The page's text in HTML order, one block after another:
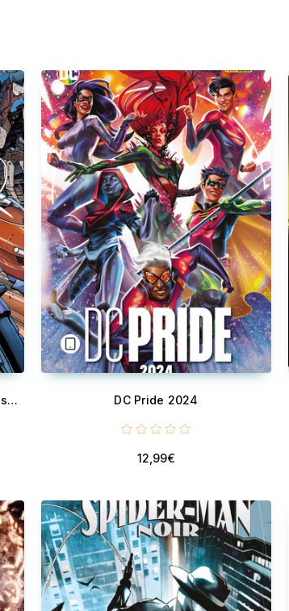
Biker Mice da Marte 1 - Bolidi al massimo DC Pride 2024
12,99€